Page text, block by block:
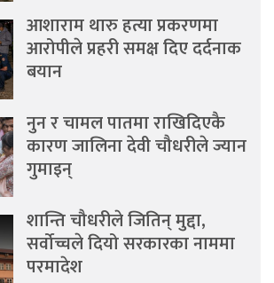
आशाराम थारु हत्या प्रकरणमा
आरोपीले प्रहरी समक्ष दिए दर्दनाक
बयान
नुन र चामल पातमा राखिदिएकै
कारण जालिना देवी चौधरीले ज्यान
गुमाइन्
शान्ति चौधरीले जितिन् मुद्दा,
सर्वोच्चले दियो सरकारका नाममा
परमादेश